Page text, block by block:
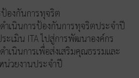
องกันการทุจริต
ำเนินการป้องกันการทุจริตประจำปี
ะเมิน ITA ไปสู่การพัฒนาองค์กร
ำเนินการเพื่อส่งเสริมคุณธรรมและ
น่วยงานประจำปี